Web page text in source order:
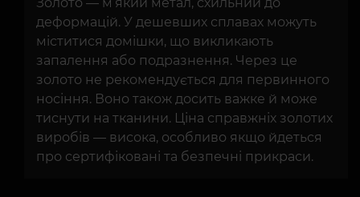
деформацій. У дешевших сплавах можуть
міститися домішки, що викликають
запалення або подразнення. Через це
золото не рекомендується для первинного
носіння. Воно також досить важке й може
тиснути на тканини. Ціна справжніх золотих
виробів — висока, особливо якщо йдеться
про сертифіковані та безпечні прикраси.